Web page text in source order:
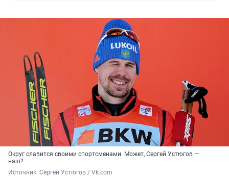
Округ славится своими спортсменами. Может, Сергей Устюгов —
наш?
Источник: Сергей Устюгов / Vk.com